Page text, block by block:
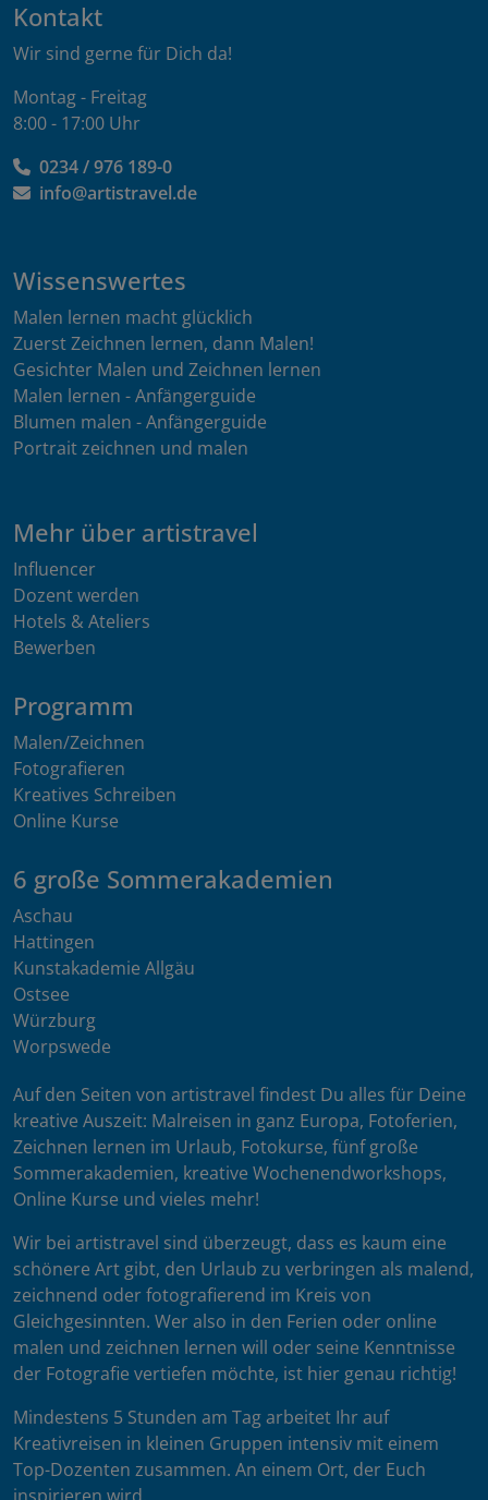
Kontakt
Wir sind gerne für Dich da!
Montag - Freitag
8:00 - 17:00 Uhr
0234 / 976 189-0
info@artistravel.de
Wissenswertes
Malen lernen macht glücklich
Zuerst Zeichnen lernen, dann Malen!
Gesichter Malen und Zeichnen lernen
Malen lernen - Anfängerguide
Blumen malen - Anfängerguide
Portrait zeichnen und malen
Mehr über artistravel
Influencer
Dozent werden
Hotels & Ateliers
Bewerben
Programm
Malen/Zeichnen
Fotografieren
Kreatives Schreiben
Online Kurse
6 große Sommerakademien
Aschau
Hattingen
Kunstakademie Allgäu
Ostsee
Würzburg
Worpswede
Auf den Seiten von artistravel findest Du alles für Deine
kreative Auszeit: Malreisen in ganz Europa, Fotoferien,
Zeichnen lernen im Urlaub, Fotokurse, fünf große
Sommerakademien, kreative Wochenendworkshops,
Online Kurse und vieles mehr!
Wir bei artistravel sind überzeugt, dass es kaum eine
schönere Art gibt, den Urlaub zu verbringen als malend,
zeichnend oder fotografierend im Kreis von
Gleichgesinnten. Wer also in den Ferien oder online
malen und zeichnen lernen will oder seine Kenntnisse
der Fotografie vertiefen möchte, ist hier genau richtig!
Mindestens 5 Stunden am Tag arbeitet Ihr auf
Kreativreisen in kleinen Gruppen intensiv mit einem
Top-Dozenten zusammen. An einem Ort, der Euch